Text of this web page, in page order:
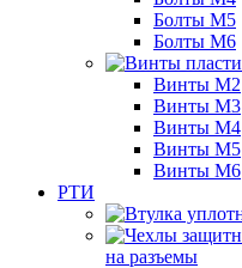
Болты М5
Болты М6
Винты М2
Винты М3
Винты М4
Винты М5
Винты М6
РТИ
на разъемы